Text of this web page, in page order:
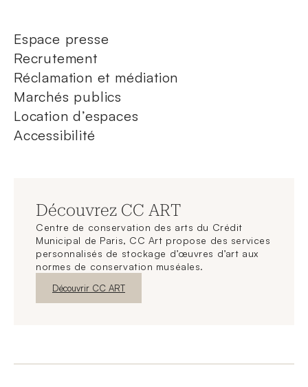
Espace presse
Recrutement
Réclamation et médiation
Marchés publics
Location d’espaces
Accessibilité
Découvrez CC ART
Centre de conservation des arts du Crédit
Municipal de Paris, CC Art propose des services
personnalisés de stockage d’œuvres d’art aux
normes de conservation muséales.
Nouvelle fenêtre
Découvrir CC ART